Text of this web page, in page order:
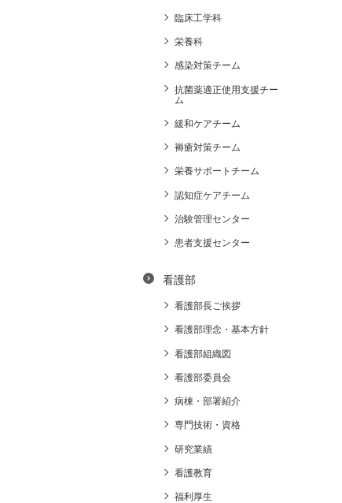
臨床工学科
栄養科
感染対策チーム
抗菌薬適正使用支援チー
ム
緩和ケアチーム
褥瘡対策チーム
栄養サポートチーム
認知症ケアチーム
治験管理センター
患者支援センター
看護部
看護部長ご挨拶
看護部理念・基本方針
看護部組織図
看護部委員会
病棟・部署紹介
専門技術・資格
研究業績
看護教育
福利厚生